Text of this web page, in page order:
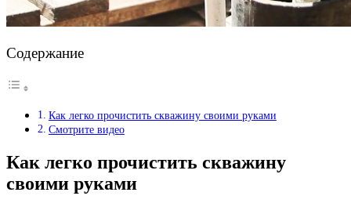
Содержание
Как легко прочистить скважину своими руками
Смотрите видео
Как легко прочистить скважину
своими руками